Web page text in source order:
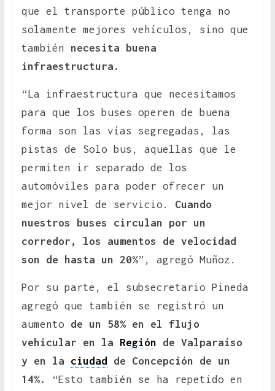
que el transporte público tenga no
solamente mejores vehículos, sino que
también necesita buena
infraestructura.
“La infraestructura que necesitamos
para que los buses operen de buena
forma son las vías segregadas, las
pistas de Solo bus, aquellas que le
permiten ir separado de los
automóviles para poder ofrecer un
mejor nivel de servicio. Cuando
nuestros buses circulan por un
corredor, los aumentos de velocidad
son de hasta un 20%”, agregó Muñoz.
Por su parte, el subsecretario Pineda
agregó que también se registró un
aumento de un 58% en el flujo
vehicular en la Región de Valparaíso
y en la ciudad
de Concepción de un
14%.
“Esto también se ha repetido en